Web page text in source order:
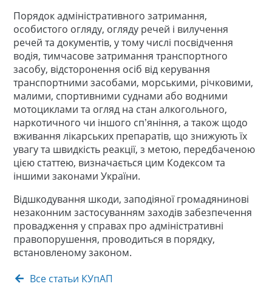
Порядок адміністративного затримання,
особистого огляду, огляду речей і вилучення
речей та документів, у тому числі посвідчення
водія, тимчасове затримання транспортного
засобу, відсторонення осіб від керування
транспортними засобами, морськими, річковими,
малими, спортивними суднами або водними
мотоциклами та огляд на стан алкогольного,
наркотичного чи іншого сп’яніння, а також щодо
вживання лікарських препаратів, що знижують їх
увагу та швидкість реакції, з метою, передбаченою
цією статтею, визначається цим Кодексом та
іншими законами України.
Відшкодування шкоди, заподіяної громадянинові
незаконним застосуванням заходів забезпечення
провадження у справах про адміністративні
правопорушення, проводиться в порядку,
встановленому законом.
Все статьи КУпАП